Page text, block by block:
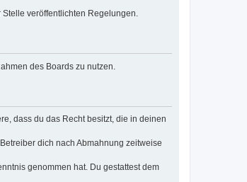
veröffentlichten Regelungen.
des Boards zu nutzen.
dass du das Recht besitzt, die in deinen
dich nach Abmahnung zeitweise
genommen hat. Du gestattest dem